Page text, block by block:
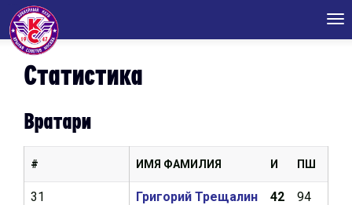
Статистика
Вратари
ИМЯ ФАМИЛИЯ И ПШ
Григорий Трещалин 42 94
#
31